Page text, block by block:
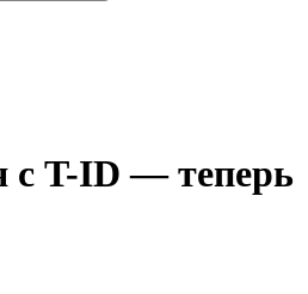
с T-ID — теперь